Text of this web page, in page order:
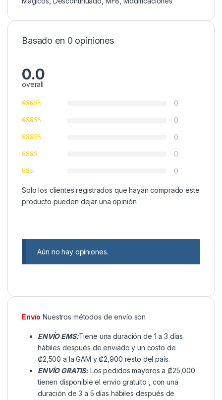
Basado en 0 opiniones
0.0
overall
0
0
0
0
0
Solo los clientes registrados que hayan comprado este
producto pueden dejar una opinión.
Aún no hay opiniones.
Envío Nuestros métodos de envío son
ENVÍO EMS:Tiene una duración de 1 a 3 días
hábiles después de enviado y un costo de
₡2,500 a la GAM y ₡2,900 resto del país.
ENVÍO GRATIS: Los pedidos mayores a ₡25,000
tienen disponible el envio gratuito , con una
duración de 3 a 5 días hábiles después de